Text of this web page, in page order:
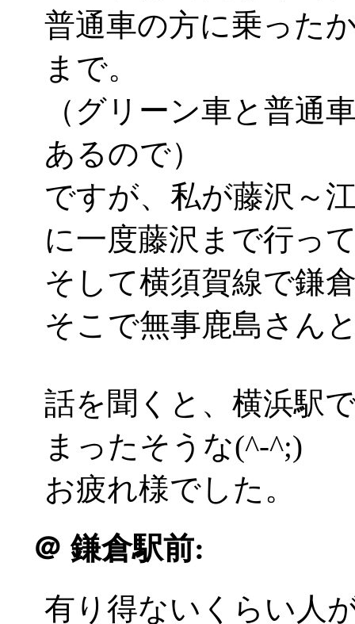
普通車の方に乗った
まで。
（グリーン車と普通
あるので）
ですが、私が藤沢～
に一度藤沢まで行っ
そして横須賀線で鎌
そこで無事鹿島さん
話を聞くと、横浜駅
まったそうな(^-^;)
お疲れ様でした。
＠ 鎌倉駅前:
有り得ないくらい人